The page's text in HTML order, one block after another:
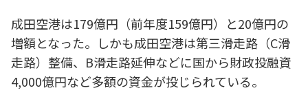
成田空港は179億円（前年度159億円）と20億円の
増額となった。しかも成田空港は第三滑走路（C滑
走路）整備、B滑走路延伸などに国から財政投融資
4,000億円など多額の資金が投じられている。